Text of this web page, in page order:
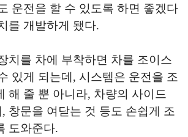
운전을 할 수 있도록 하면 좋겠다
를 개발하게 됐다.
치를 차에 부착하면 차를 조이스
있게 되는데, 시스템은 운전을 조
해 줄 뿐 아니라, 차량의 사이드
창문을 여닫는 것 등도 손쉽게 조
도와준다.